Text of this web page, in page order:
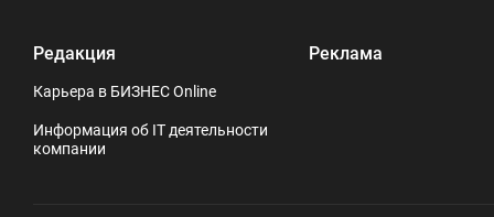
Редакция
Карьера в БИЗНЕС Online
Информация об IT деятельности
компании
Реклама